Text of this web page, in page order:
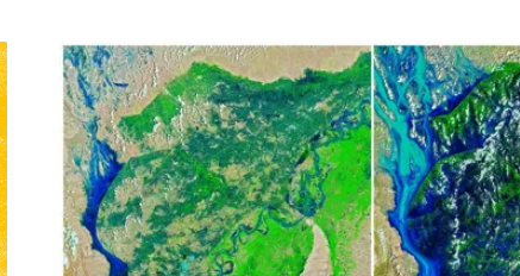
果。縣府回應，評估案還沒定案，會尋求地方共識。